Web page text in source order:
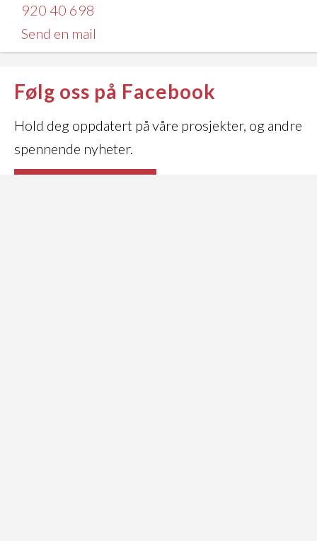
920 40 698
Send en mail
Følg oss på Facebook
Hold deg oppdatert på våre prosjekter, og andre
spennende nyheter.